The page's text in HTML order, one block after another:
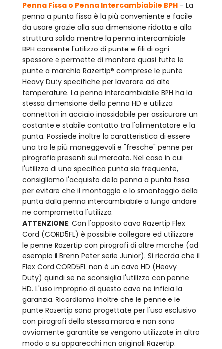
Penna Fissa o Penna Intercambiabile BPH - La
penna a punta fissa è la più conveniente e facile
da usare grazie alla sua dimensione ridotta e alla
struttura solida mentre la penna intercambiale
BPH consente l'utilizzo di punte e fili di ogni
spessore e permette di montare quasi tutte le
punte a marchio Razertip® comprese le punte
Heavy Duty specifiche per lavorare ad alte
temperature. La penna intercambiabile BPH ha la
stessa dimensione della penna HD e utilizza
connettori in acciaio inossidabile per assicurare un
costante e stabile contatto tra l'alimentatore e la
punta. Possiede inoltre la caratteristica di essere
una tra le più maneggevoli e "fresche" penne per
pirografia presenti sul mercato. Nel caso in cui
l'utilizzo di una specifica punta sia frequente,
consigliamo l'acquisto della penna a punta fissa
per evitare che il montaggio e lo smontaggio della
punta dalla penna intercambiabile a lungo andare
ne comprometta l'utilizzo.
ATTENZIONE: Con l'apposito cavo Razertip Flex
Cord (CORD5FL) è possibile collegare ed utilizzare
le penne Razertip con pirografi di altre marche (ad
esempio il Brenn Peter serie Junior). Si ricorda che il
Flex Cord CORD5FL non è un cavo HD (Heavy
Duty) quindi se ne sconsiglia l'utilizzo con penne
HD. L'uso improprio di questo cavo ne inficia la
garanzia. Ricordiamo inoltre che le penne e le
punte Razertip sono progettate per l'uso esclusivo
con pirografi della stessa marca e non sono
ovviamente garantite se vengono utilizzate in altro
modo o su apparecchi non originali Razertip.